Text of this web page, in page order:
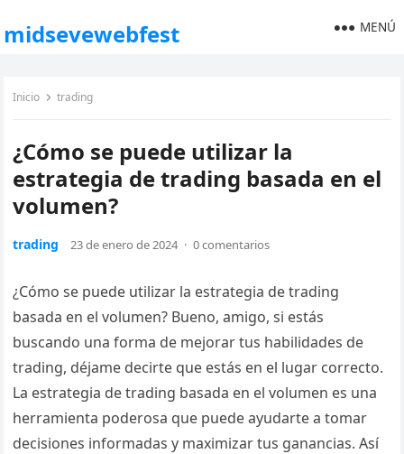
midsevewebfest MENÚ
Inicio trading
¿Cómo se puede utilizar la
estrategia de trading basada en el
volumen?
trading 23 de enero de 2024 · 0 comentarios
¿Cómo se puede utilizar la estrategia de trading
basada en el volumen? Bueno, amigo, si estás
buscando una forma de mejorar tus habilidades de
trading, déjame decirte que estás en el lugar correcto.
La estrategia de trading basada en el volumen es una
herramienta poderosa que puede ayudarte a tomar
decisiones informadas y maximizar tus ganancias. Así